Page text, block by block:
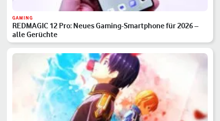
GAMING
REDMAGIC 12 Pro: Neues Gaming-Smartphone für 2026 –
alle Gerüchte